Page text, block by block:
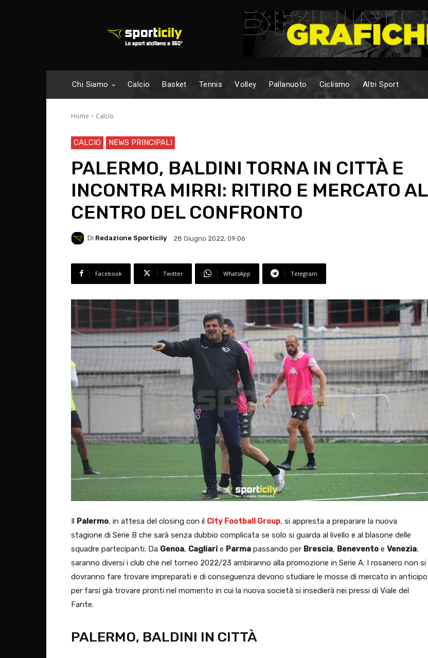
Chi Siamo Calcio Basket Tennis Volley Pallanuoto Ciclismo Altri Sport
Home Calcio
CALCIO NEWS PRINCIPALI
PALERMO, BALDINI TORNA IN CITTÀ E
INCONTRA MIRRI: RITIRO E MERCATO AL
CENTRO DEL CONFRONTO
Di Redazione Sporticily 28 Giugno 2022, 09:06
Facebook Twitter WhatsApp Telegram
Il Palermo, in attesa del closing con il City Football Group, si appresta a preparare la nuova
stagione di Serie B che sarà senza dubbio complicata se solo si guarda al livello e al blasone delle
squadre partecipanti. Da Genoa, Cagliari e Parma passando per Brescia, Benevento e Venezia;
saranno diversi i club che nel torneo 2022/23 ambiranno alla promozione in Serie A. I rosanero non si
dovranno fare trovare impreparati e di conseguenza devono studiare le mosse di mercato in anticipo
per farsi già trovare pronti nel momento in cui la nuova società si insedierà nei pressi di Viale del
Fante.
PALERMO, BALDINI IN CITTÀ